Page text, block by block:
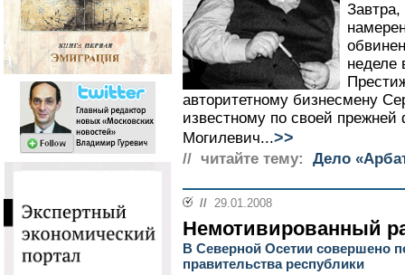
Завтра,
неделе
авторитетному бизнесмену
известному по своей
Могилевич...>>
// читайте тему: Дело
// 29.01.2008
Немотивированный
В Северной Осетии совершено
правительства республики